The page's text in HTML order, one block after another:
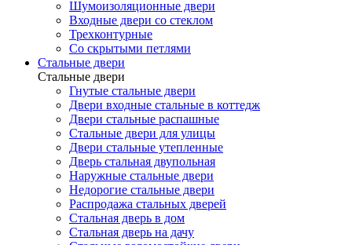
Шумоизоляционные двери
Входные двери со стеклом
Трехконтурные
Со скрытыми петлями
Стальные двери
Стальные двери
Гнутые стальные двери
Двери входные стальные в коттедж
Двери стальные распашные
Стальные двери для улицы
Двери стальные утепленные
Дверь стальная двупольная
Наружные стальные двери
Недорогие стальные двери
Распродажа стальных дверей
Стальная дверь в дом
Стальная дверь на дачу